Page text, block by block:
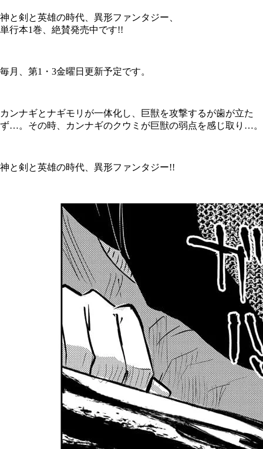
神と剣と英雄の時代、異形ファンタジー、
単行本1巻、絶賛発売中です!!
毎月、第1・3金曜日更新予定です。
カンナギとナギモリが一体化し、巨獣を攻撃するが歯が立た
ず…。その時、カンナギのクウミが巨獣の弱点を感じ取り…。
神と剣と英雄の時代、異形ファンタジー!!